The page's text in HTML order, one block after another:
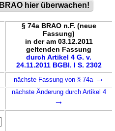
BRAO hier überwachen!
§ 74a BRAO n.F. (neue
Fassung)
in der am 03.12.2011
geltenden Fassung
durch Artikel 4 G. v.
24.11.2011 BGBl. I S. 2302
nächste Fassung von § 74a →
nächste Änderung durch Artikel 4
→